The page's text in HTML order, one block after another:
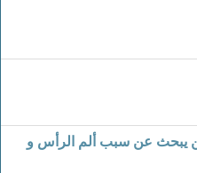
يبحث عن سبب ألم الرأس و